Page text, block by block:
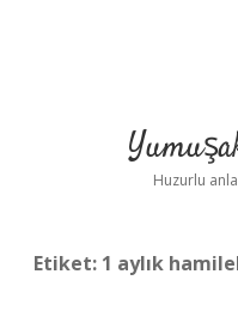
Huzurlu
Etiket: 1 aylık